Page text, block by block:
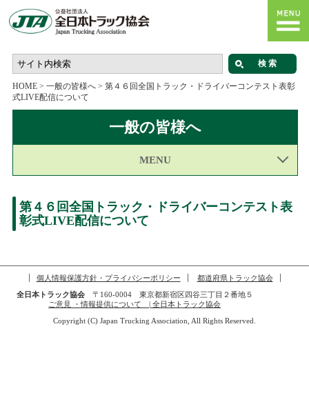
HOME> 一般の皆様へ> 第４６回全国トラック・ドライバーコンテスト表彰
式LIVE配信について
一般の皆様へ
MENU
第４６回全国トラック・ドライバーコンテスト表
彰式LIVE配信について
個人情報保護方針・プライバシーポリシー
都道府県トラック協会
全日本トラック協会〒160-0004 東京都新宿区四谷三丁目２番地５
ご意見 ・情報提供について | 全日本トラック協会
Copyright (C) Japan Trucking Association, All Rights Reserved.